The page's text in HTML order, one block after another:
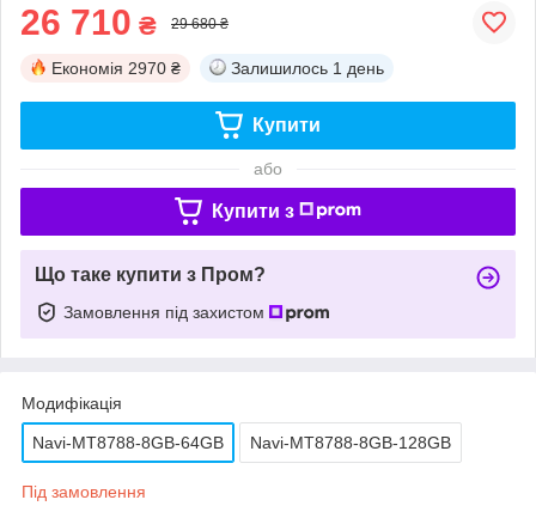
26 710 ₴ 29 680 ₴
Економія 2970 ₴ Залишилось 1 день
Купити
або
Купити з
Що таке купити з Пром?
Замовлення під захистом
Модифікація
Navi-MT8788-8GB-64GB Navi-MT8788-8GB-128GB
Під замовлення